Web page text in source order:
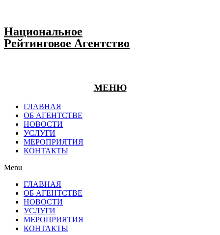
Национальное
Рейтинговое Агентство
МЕНЮ
ГЛАВНАЯ
ОБ АГЕНТСТВЕ
НОВОСТИ
УСЛУГИ
МЕРОПРИЯТИЯ
КОНТАКТЫ
Menu
ГЛАВНАЯ
ОБ АГЕНТСТВЕ
НОВОСТИ
УСЛУГИ
МЕРОПРИЯТИЯ
КОНТАКТЫ